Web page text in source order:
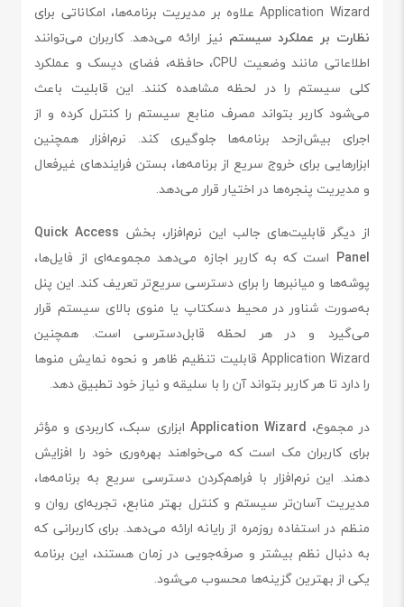
Application Wizard علاوه بر مدیریت برنامه‌ها، امکاناتی برای
نظارت بر عملکرد سیستم نیز ارائه می‌دهد. کاربران می‌توانند
اطلاعاتی مانند وضعیت CPU، حافظه، فضای دیسک و عملکرد
کلی سیستم را در لحظه مشاهده کنند. این قابلیت باعث
می‌شود کاربر بتواند مصرف منابع سیستم را کنترل کرده و از
اجرای بیش‌ازحد برنامه‌ها جلوگیری کند. نرم‌افزار همچنین
ابزارهایی برای خروج سریع از برنامه‌ها، بستن فرایندهای غیرفعال
و مدیریت پنجره‌ها در اختیار قرار می‌دهد.
از دیگر قابلیت‌های جالب این نرم‌افزار، بخش Quick Access
Panel است که به کاربر اجازه می‌دهد مجموعه‌ای از فایل‌ها،
پوشه‌ها و میانبرها را برای دسترسی سریع‌تر تعریف کند. این پنل
به‌صورت شناور در محیط دسکتاپ یا منوی بالای سیستم قرار
می‌گیرد و در هر لحظه قابل‌دسترسی است. همچنین
Application Wizard قابلیت تنظیم ظاهر و نحوه نمایش منوها
را دارد تا هر کاربر بتواند آن را با سلیقه و نیاز خود تطبیق دهد.
در مجموع، Application Wizard ابزاری سبک، کاربردی و مؤثر
برای کاربران مک است که می‌خواهند بهره‌وری خود را افزایش
دهند. این نرم‌افزار با فراهم‌کردن دسترسی سریع به برنامه‌ها،
مدیریت آسان‌تر سیستم و کنترل بهتر منابع، تجربه‌ای روان و
منظم در استفاده روزمره از رایانه ارائه می‌دهد. برای کاربرانی که
به دنبال نظم بیشتر و صرفه‌جویی در زمان هستند، این برنامه
یکی از بهترین گزینه‌ها محسوب می‌شود.